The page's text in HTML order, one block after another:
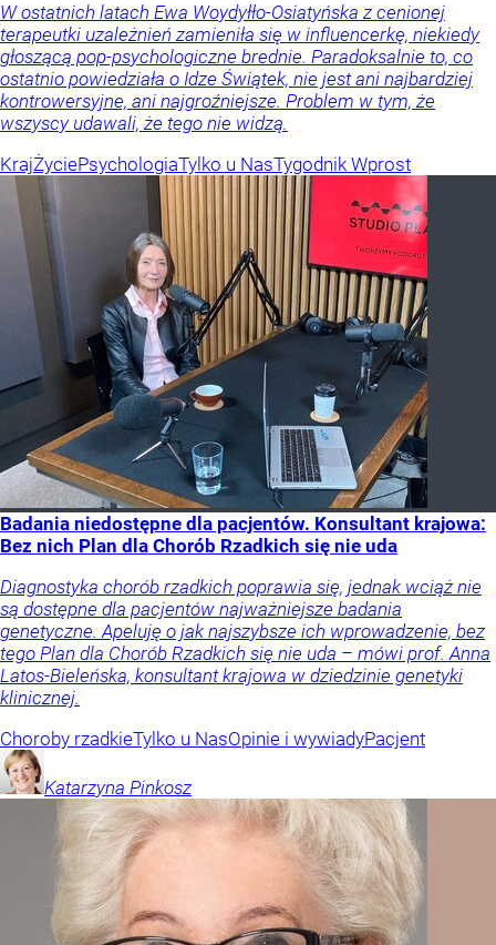
W ostatnich latach Ewa Woydyłło-Osiatyńska z cenionej
terapeutki uzależnień zamieniła się w influencerkę, niekiedy
głoszącą pop-psychologiczne brednie. Paradoksalnie to, co
ostatnio powiedziała o Idze Świątek, nie jest ani najbardziej
kontrowersyjne, ani najgroźniejsze. Problem w tym, że
wszyscy udawali, że tego nie widzą.
KrajŻyciePsychologiaTylko u NasTygodnik Wprost
Badania niedostępne dla pacjentów. Konsultant krajowa:
Bez nich Plan dla Chorób Rzadkich się nie uda
Diagnostyka chorób rzadkich poprawia się, jednak wciąż nie
są dostępne dla pacjentów najważniejsze badania
genetyczne. Apeluję o jak najszybsze ich wprowadzenie, bez
tego Plan dla Chorób Rzadkich się nie uda – mówi prof. Anna
Latos-Bieleńska, konsultant krajowa w dziedzinie genetyki
klinicznej.
Choroby rzadkieTylko u NasOpinie i wywiadyPacjent
Katarzyna Pinkosz